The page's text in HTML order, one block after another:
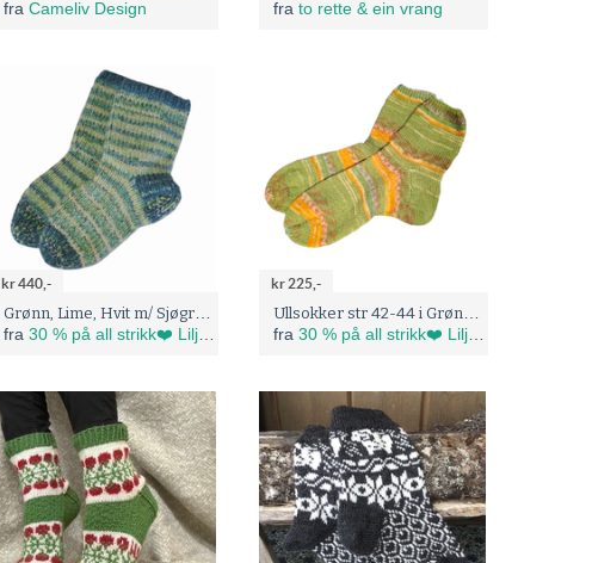
fra Cameliv Design fra to rette & ein vrang
kr 440,-
fra 30 % på all strikk❤️ Liljekonvall Håndarbeid.
kr 225,-
fra 30 % på all strikk❤️ Liljekonvall Håndarbeid.